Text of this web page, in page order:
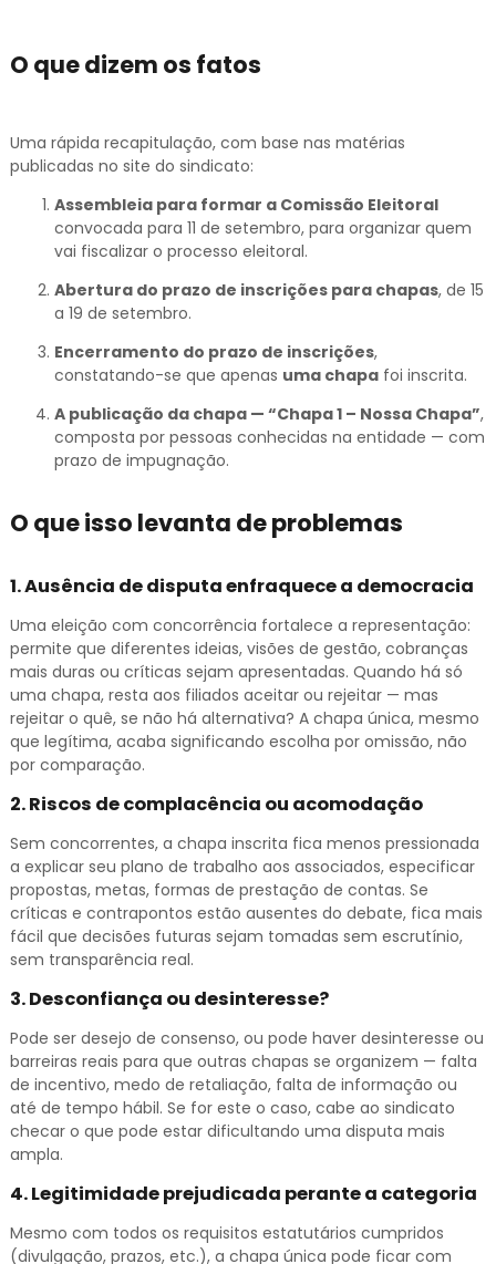
O que dizem os fatos
Uma rápida recapitulação, com base nas matérias
publicadas no site do sindicato:
Assembleia para formar a Comissão Eleitoral
convocada para 11 de setembro, para organizar quem
vai fiscalizar o processo eleitoral.
Abertura do prazo de inscrições para chapas, de 15
a 19 de setembro.
Encerramento do prazo de inscrições,
constatando-se que apenas uma chapafoi inscrita.
A publicação da chapa — “Chapa 1 – Nossa Chapa”,
composta por pessoas conhecidas na entidade — com
prazo de impugnação.
O que isso levanta de problemas
1.Ausência de disputa enfraquece a democracia
Uma eleição com concorrência fortalece a representação:
permite que diferentes ideias, visões de gestão, cobranças
mais duras ou críticas sejam apresentadas. Quando há só
uma chapa, resta aos filiados aceitar ou rejeitar — mas
rejeitar o quê, se não há alternativa? A chapa única, mesmo
que legítima, acaba significando escolha por omissão, não
por comparação.
2.Riscos de complacência ou acomodação
Sem concorrentes, a chapa inscrita fica menos pressionada
a explicar seu plano de trabalho aos associados, especificar
propostas, metas, formas de prestação de contas. Se
críticas e contrapontos estão ausentes do debate, fica mais
fácil que decisões futuras sejam tomadas sem escrutínio,
sem transparência real.
3.Desconfiança ou desinteresse?
Pode ser desejo de consenso, ou pode haver desinteresse ou
barreiras reais para que outras chapas se organizem — falta
de incentivo, medo de retaliação, falta de informação ou
até de tempo hábil. Se for este o caso, cabe ao sindicato
checar o que pode estar dificultando uma disputa mais
ampla.
4.Legitimidade prejudicada perante a categoria
Mesmo com todos os requisitos estatutários cumpridos
(divulgação, prazos, etc.), a chapa única pode ficar com